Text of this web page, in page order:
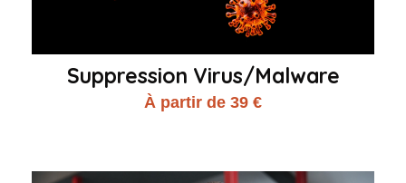
Suppression Virus/Malware
À partir de 39 €